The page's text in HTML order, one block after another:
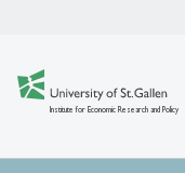
Institute for Economic Research and Policy